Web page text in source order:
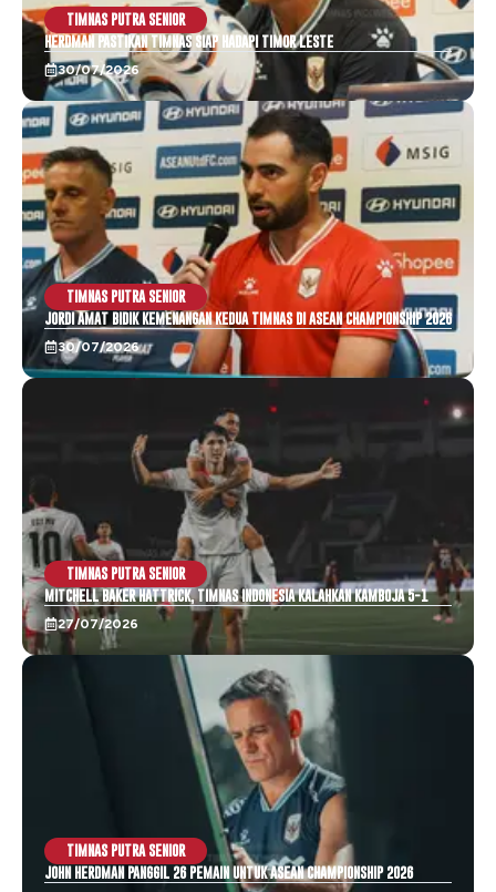
TIMNAS PUTRA SENIOR
HERDMAN PASTIKAN TIMNAS SIAP HADAPI TIMOR LESTE
30/07/2026
TIMNAS PUTRA SENIOR
JORDI AMAT BIDIK KEMENANGAN KEDUA TIMNAS DI ASEAN CHAMPIONSHIP 2026
30/07/2026
TIMNAS PUTRA SENIOR
MITCHELL BAKER HATTRICK, TIMNAS INDONESIA KALAHKAN KAMBOJA 5-1
27/07/2026
TIMNAS PUTRA SENIOR
JOHN HERDMAN PANGGIL 26 PEMAIN UNTUK ASEAN CHAMPIONSHIP 2026